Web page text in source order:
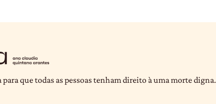
que todas as pessoas tenham direito à uma morte digna.